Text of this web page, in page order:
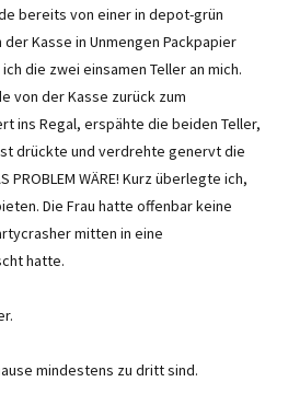
bereits von einer in depot-grün
Kasse in Unmengen Packpapier
die zwei einsamen Teller an mich.
von der Kasse zurück zum
ins Regal, erspähte die beiden Teller,
drückte und verdrehte genervt die
PROBLEM WÄRE! Kurz überlegte ich,
Die Frau hatte offenbar keine
mitten in eine
hatte.
mindestens zu dritt sind.